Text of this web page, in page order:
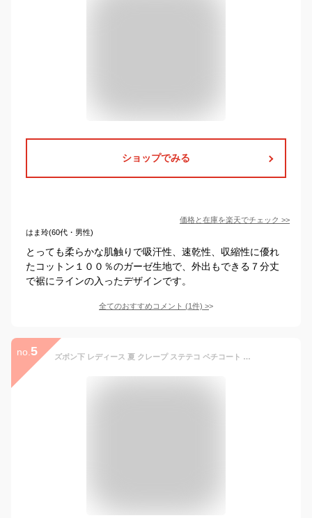
ショップでみる
価格と在庫を楽天でチェック >>
はま玲(60代・男性)
とっても柔らかな肌触りで吸汗性、速乾性、収縮性に優れ
たコットン１００％のガーゼ生地で、外出もできる７分丈
で裾にラインの入ったデザインです。
全てのおすすめコメント (1件) >
no. 5 ズボン下 レディース 夏 クレープ ステテコ ペチコート パンツ ロング ペチパンツ 7分丈 ひざ下 シロ M stk340